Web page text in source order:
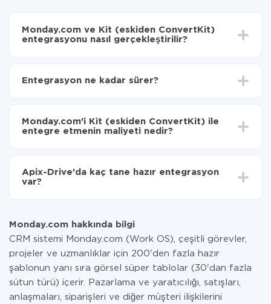
Monday.com ve Kit (eskiden ConvertKit)
entegrasyonu nasıl gerçekleştirilir?
verilerin aktarılacağını seçin
(eskiden ConvertKit)'ye aktarılacaktır.
Entegrasyon ne kadar sürer?
olarak, 10-15 dakika sürer.
Monday.com'i Kit (eskiden ConvertKit) ile
entegre etmenin maliyeti nedir?
Hizmetimiz aracılığıyla yalnızca bir sisteminizden
diğerine aktarılan veri miktarı için ödeme yaparsınız.
Apix-Drive'da kaç tane hazır entegrasyon
var?
Monday.com hakkında bilgi
CRM sistemi Monday.com (Work OS), çeşitli görevler,
projeler ve uzmanlıklar için 200'den fazla hazır
şablonun yanı sıra görsel süper tablolar (30'dan fazla
sütun türü) içerir. Pazarlama ve yaratıcılığı, satışları,
anlaşmaları, siparişleri ve diğer müşteri ilişkilerini